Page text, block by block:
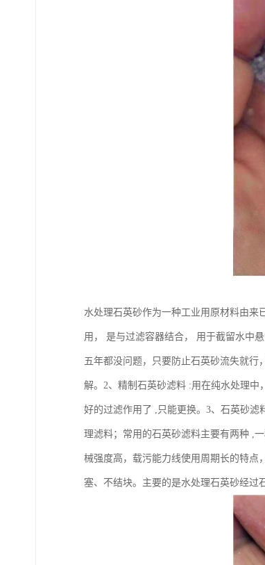
水处理石英砂作为一种工业用原材料由
用， 是与过滤容器结合， 用于截留水中
五年都没问题，只要防止石英砂流失就行
解。2、精制石英砂滤料 :用在纯水处理
好的过滤作用了 ,只能更换。3、石英砂
理滤料；常用的石英砂滤料主要有两种 ,
械强度高，载污能力线使用周期长的特点
塞、不结块。主要的是水处理石英砂经过